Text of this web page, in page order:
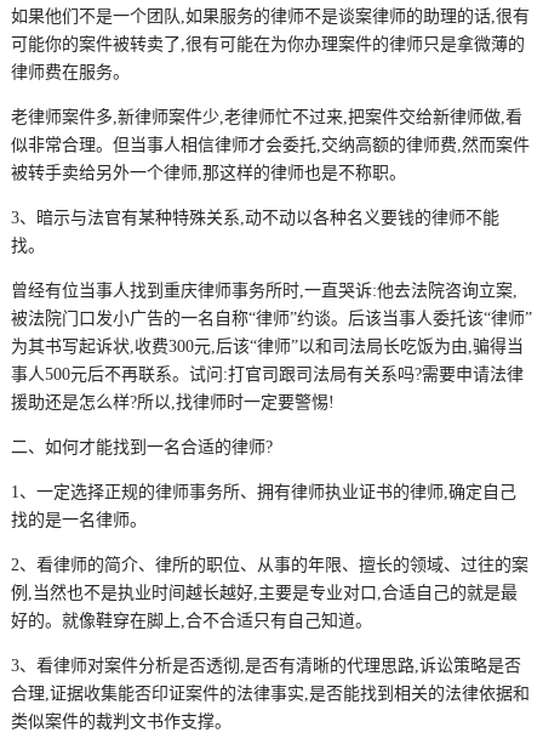
如果他们不是一个团队,如果服务的律师不是谈案律师的助理的话,很有
可能你的案件被转卖了,很有可能在为你办理案件的律师只是拿微薄的
律师费在服务。
老律师案件多,新律师案件少,老律师忙不过来,把案件交给新律师做,看
似非常合理。但当事人相信律师才会委托,交纳高额的律师费,然而案件
被转手卖给另外一个律师,那这样的律师也是不称职。
3、暗示与法官有某种特殊关系,动不动以各种名义要钱的律师不能
找。
曾经有位当事人找到重庆律师事务所时,一直哭诉:他去法院咨询立案,
被法院门口发小广告的一名自称“律师”约谈。后该当事人委托该“律师”
为其书写起诉状,收费300元,后该“律师”以和司法局长吃饭为由,骗得当
事人500元后不再联系。试问:打官司跟司法局有关系吗?需要申请法律
援助还是怎么样?所以,找律师时一定要警惕!
二、如何才能找到一名合适的律师?
1、一定选择正规的律师事务所、拥有律师执业证书的律师,确定自己
找的是一名律师。
2、看律师的简介、律所的职位、从事的年限、擅长的领域、过往的案
例,当然也不是执业时间越长越好,主要是专业对口,合适自己的就是最
好的。就像鞋穿在脚上,合不合适只有自己知道。
3、看律师对案件分析是否透彻,是否有清晰的代理思路,诉讼策略是否
合理,证据收集能否印证案件的法律事实,是否能找到相关的法律依据和
类似案件的裁判文书作支撑。